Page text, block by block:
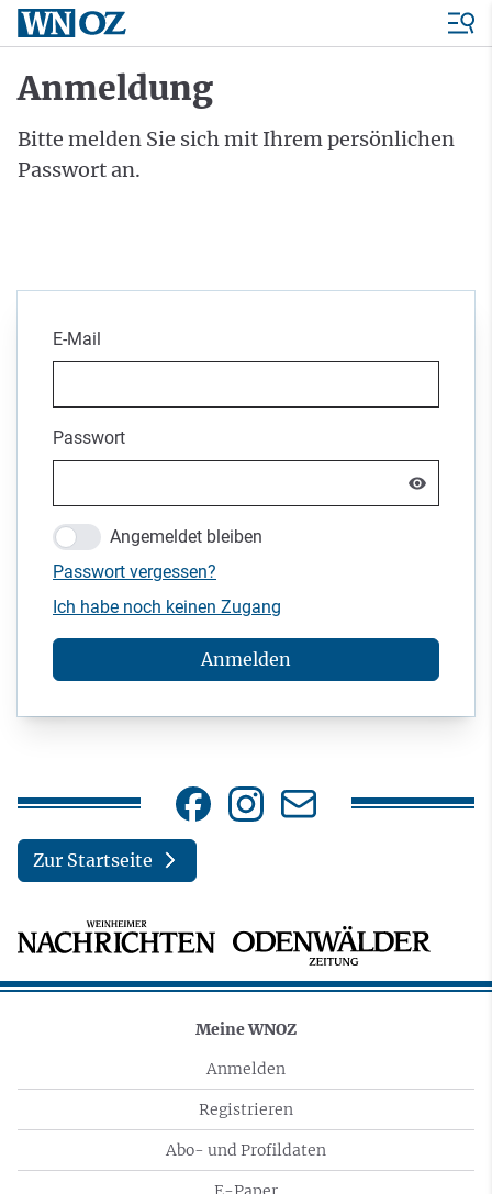
Anmeldung
Bitte melden Sie sich mit Ihrem persönlichen
Passwort an.
E-Mail
Passwort
Angemeldet bleiben
Passwort vergessen?
Ich habe noch keinen Zugang
Anmelden
Zur Startseite
Meine WNOZ
Anmelden
Registrieren
Abo- und Profildaten